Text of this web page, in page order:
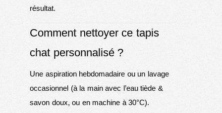
résultat.
Comment nettoyer ce tapis
chat personnalisé ?
Une aspiration hebdomadaire ou un lavage
occasionnel (à la main avec l’eau tiède &
savon doux, ou en machine à 30°C).